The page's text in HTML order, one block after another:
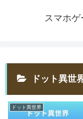
スマホ
ドット異世
ドット異世界